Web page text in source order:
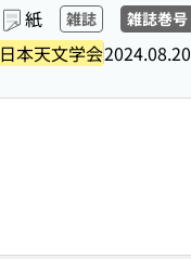
紙 雑誌 雑誌巻号
日本天文学会2024.08.20